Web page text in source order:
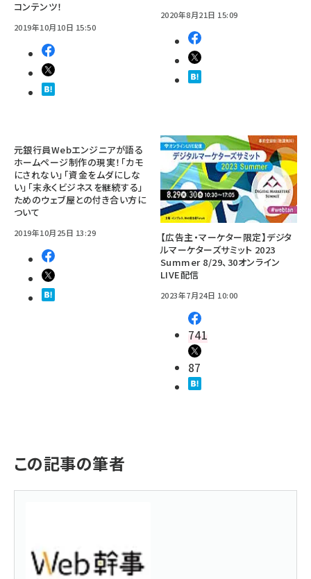
コンテンツ！
2019年10月10日 15:50
2020年8月21日 15:09
元銀行員Webエンジニアが語る
ホームページ制作の現実！「カモ
にされない」「資金をムダにしな
い」「末永くビジネスを継続する」
ためのウェブ屋との付き合い方に
ついて
2019年10月25日 13:29
【広告主・マーケター限定】デジタ
ルマーケターズサミット 2023
Summer 8/29、30オンライン
LIVE配信
2023年7月24日 10:00
741
87
この記事の筆者